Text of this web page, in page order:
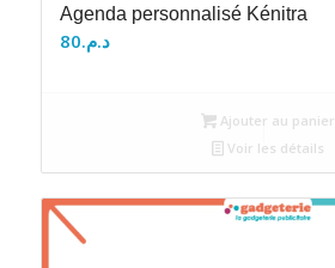
Agenda personnalisé Kénitra
د.م.80
Ajouter au panier
Voir les détails